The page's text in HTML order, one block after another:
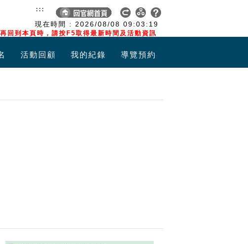
現在時間 : 2026/08/08 09:03:19
回到本頁時，請按F5取得最新時間及活動資訊
:::
活動回顧 我的紀錄 導覽預約